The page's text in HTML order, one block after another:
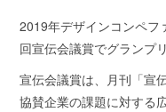
2019年デザインコンペフ
回宣伝会議賞でグランプ
宣伝会議賞は、月刊「宣
協賛企業の課題に対する